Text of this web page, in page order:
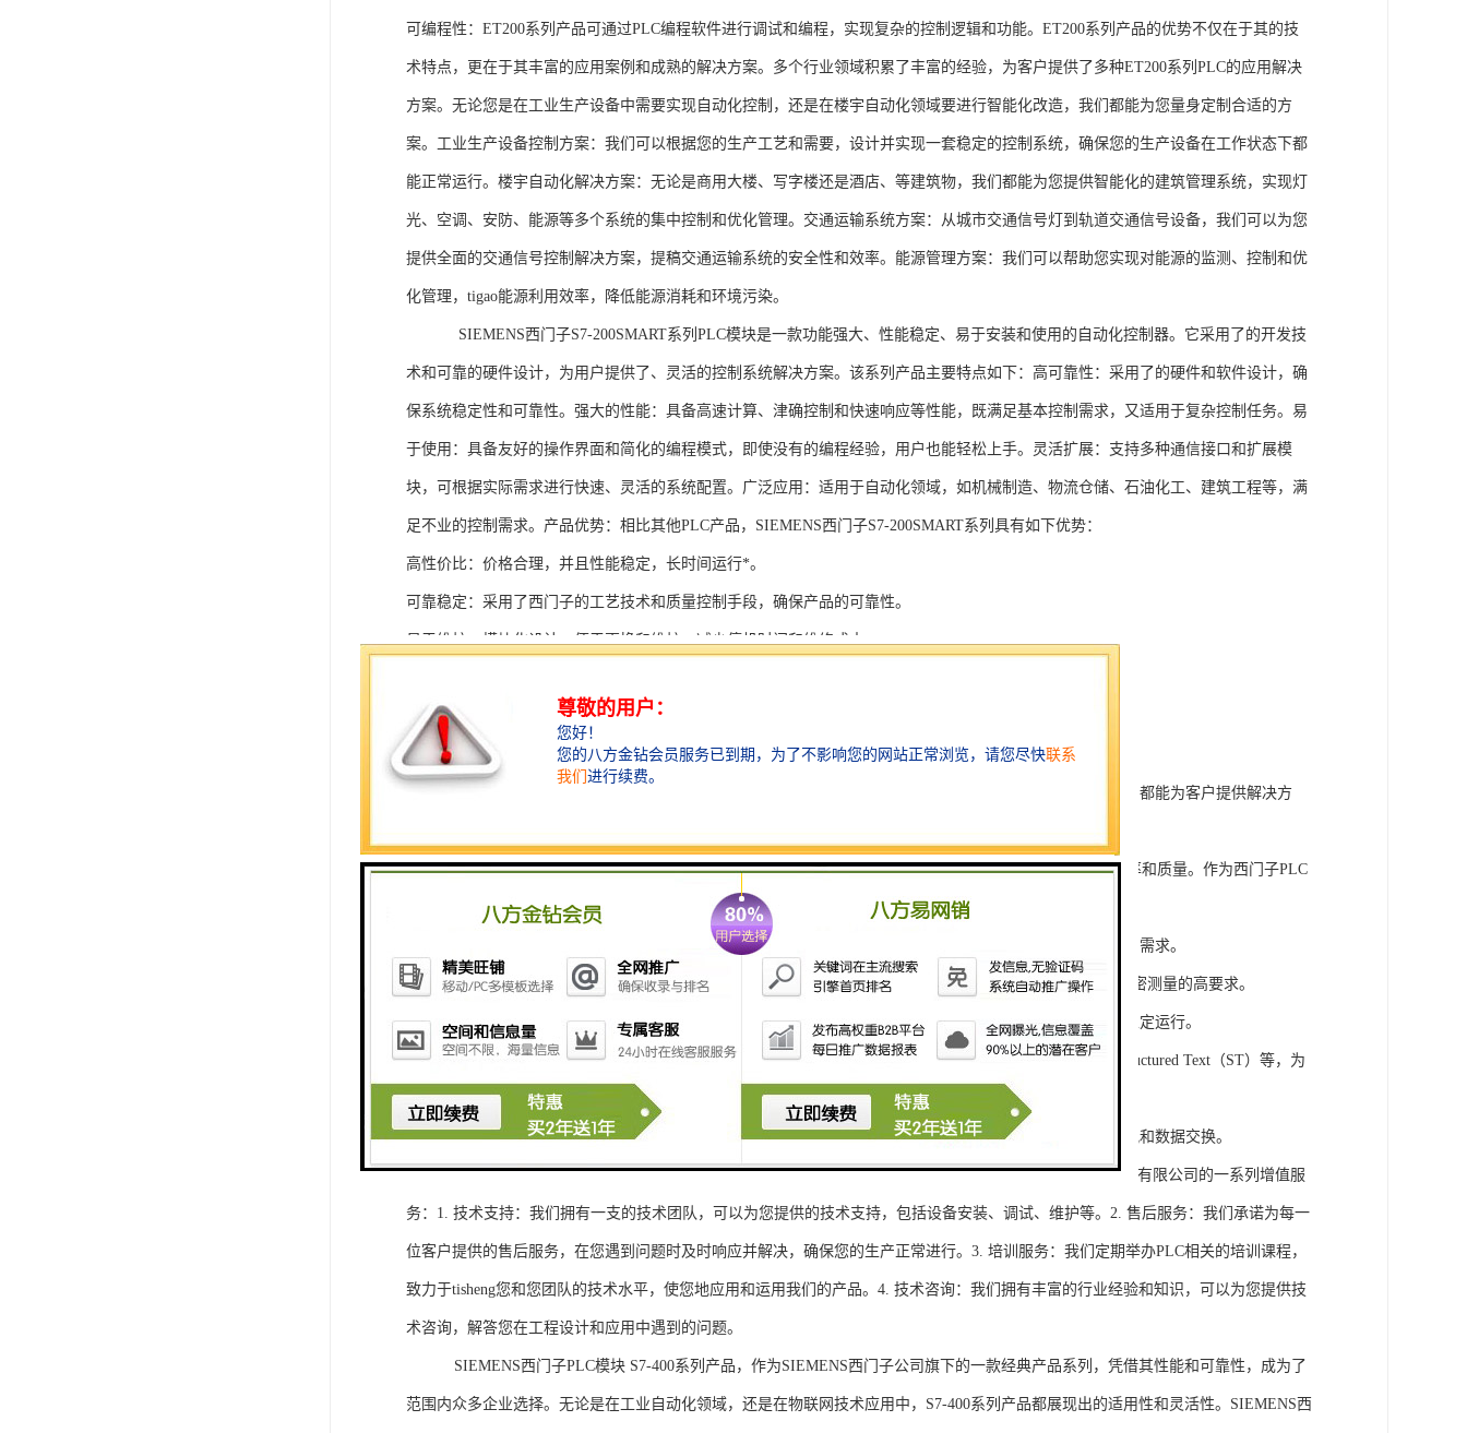
可编程性：ET200系列产品可通过PLC编程软件进行调试和编程，实现复杂的控制逻辑和功能。ET200系列产品的优势不仅在于其的技
术特点，更在于其丰富的应用案例和成熟的解决方案。多个行业领域积累了丰富的经验，为客户提供了多种ET200系列PLC的应用解决
方案。无论您是在工业生产设备中需要实现自动化控制，还是在楼宇自动化领域要进行智能化改造，我们都能为您量身定制合适的方
案。工业生产设备控制方案：我们可以根据您的生产工艺和需要，设计并实现一套稳定的控制系统，确保您的生产设备在工作状态下都
能正常运行。楼宇自动化解决方案：无论是商用大楼、写字楼还是酒店、等建筑物，我们都能为您提供智能化的建筑管理系统，实现灯
光、空调、安防、能源等多个系统的集中控制和优化管理。交通运输系统方案：从城市交通信号灯到轨道交通信号设备，我们可以为您
提供全面的交通信号控制解决方案，提稿交通运输系统的安全性和效率。能源管理方案：我们可以帮助您实现对能源的监测、控制和优
化管理，tigao能源利用效率，降低能源消耗和环境污染。
SIEMENS西门子S7-200SMART系列PLC模块是一款功能强大、性能稳定、易于安装和使用的自动化控制器。它采用了的开发技
术和可靠的硬件设计，为用户提供了、灵活的控制系统解决方案。该系列产品主要特点如下：高可靠性：采用了的硬件和软件设计，确
保系统稳定性和可靠性。强大的性能：具备高速计算、津确控制和快速响应等性能，既满足基本控制需求，又适用于复杂控制任务。易
于使用：具备友好的操作界面和简化的编程模式，即使没有的编程经验，用户也能轻松上手。灵活扩展：支持多种通信接口和扩展模
块，可根据实际需求进行快速、灵活的系统配置。广泛应用：适用于自动化领域，如机械制造、物流仓储、石油化工、建筑工程等，满
足不业的控制需求。产品优势：相比其他PLC产品，SIEMENS西门子S7-200SMART系列具有如下优势：
高性价比：价格合理，并且性能稳定，长时间运行*。
可靠稳定：采用了西门子的工艺技术和质量控制手段，确保产品的可靠性。
易于维护：模块化设计，便于更换和维护，减少停机时间和维修成本。
灵活配置：多种通信接口和编程模式可选，满足不同用户的个性化要求。
快速部署：配备了完善的软件工具和技术支持，可快速部署系统，缩短项目周期。
在智能科技、自动化科技和机电领域内有着到的见解。无论是提供技术咨询，还是进行技术开发和转让，我们都能为客户提供解决方
SIEMENS西门子PLC模块S7-300系列产品是一系列高可靠性、高性能的工控设备，旨在tisheng生产效率和质量。作为西门子PLC
系列中的重要组成部分，S7-300系列产品具有以下突出特点：
1. 灵活性和可扩展性：S7-300系列产品设计特，可根据客户需求灵活配置输入输出模块，满足不同规模工程的需求。
2. 高速、高精度的模拟量输入输出：S7-300系列产品支持多达8个模拟量输入输出通道，可满足对于控制和精密测量的高要求。
3. 高可靠性和稳定性：S7-300系列产品采用的硬件和软件技术，具有高度可靠性和稳定性，保证系统的长期稳定运行。
4. 灵活可编程：S7-300系列产品采用TIA Portal开发环境，支持多种编程语言，如Ladder Diagram（LD）、Structured Text（ST）等，为
工程师提供了更多编程选择。
5. 可靠的通讯接口：S7-300系列产品配备丰富的通讯接口，可与其他工控设备无缝集成，实现设备之间的通讯和数据交换。
购买SIEMENS西门子PLC模块S7-300系列产品，不仅获得了可靠的工控设备，还将获得浔之漫智控技术(上海)有限公司的一系列增值服
务：1. 技术支持：我们拥有一支的技术团队，可以为您提供的技术支持，包括设备安装、调试、维护等。2. 售后服务：我们承诺为每一
位客户提供的售后服务，在您遇到问题时及时响应并解决，确保您的生产正常进行。3. 培训服务：我们定期举办PLC相关的培训课程，
致力于tisheng您和您团队的技术水平，使您地应用和运用我们的产品。4. 技术咨询：我们拥有丰富的行业经验和知识，可以为您提供技
术咨询，解答您在工程设计和应用中遇到的问题。
SIEMENS西门子PLC模块 S7-400系列产品，作为SIEMENS西门子公司旗下的一款经典产品系列，凭借其性能和可靠性，成为了
范围内众多企业选择。无论是在工业自动化领域，还是在物联网技术应用中，S7-400系列产品都展现出的适用性和灵活性。SIEMENS西